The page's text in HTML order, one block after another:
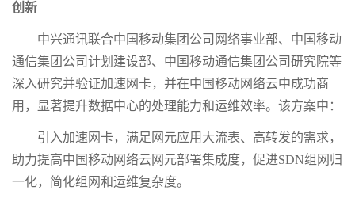
创新
中兴通讯联合中国移动集团公司网络事业部、中国移动
通信集团公司计划建设部、中国移动通信集团公司研究院等
深入研究并验证加速网卡，并在中国移动网络云中成功商
用，显著提升数据中心的处理能力和运维效率。该方案中：
引入加速网卡，满足网元应用大流表、高转发的需求，
助力提高中国移动网络云网元部署集成度，促进SDN组网归
一化，简化组网和运维复杂度。